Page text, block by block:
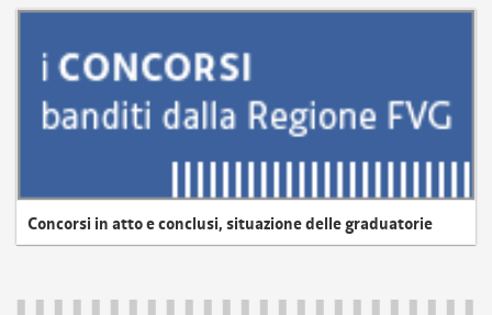
Concorsi in atto e conclusi, situazione delle graduatorie